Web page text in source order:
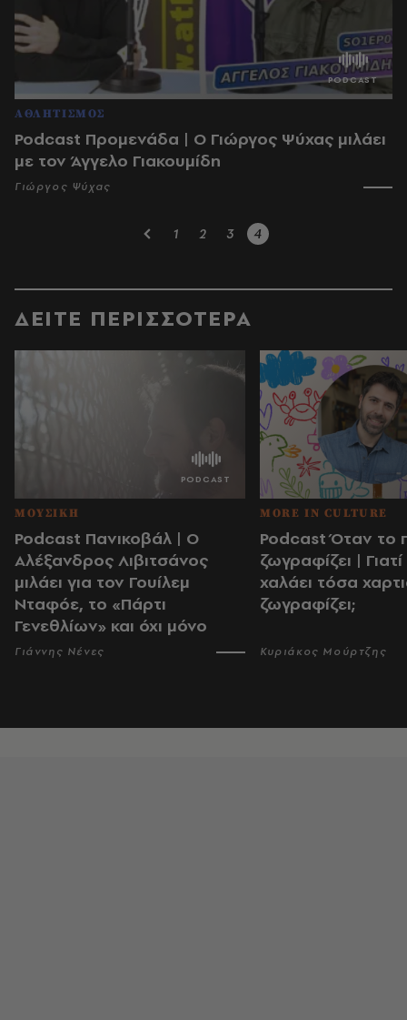
ΑΘΛΗΤΙΣΜΟΣ
Podcast Προμενάδα | Ο Γιώργος Ψύχας μιλάει
με τον Άγγελο Γιακουμίδη
Γιώργος Ψύχας
1 2 3 4
ΔΕΙΤΕ ΠΕΡΙΣΣΟΤΕΡΑ
ΜΟΥΣΙΚΗ
Podcast Πανικοβάλ | Ο
Αλέξανδρος Λιβιτσάνος
μιλάει για τον Γουίλεμ
Νταφόε, το «Πάρτι
Γενεθλίων» και όχι μόνο
Γιάννης Νένες
MORE IN CULTURE
Podcast Όταν το
ζωγραφίζει |
χαλάει τόσα
ζωγραφίζει;
Κυριάκος Μούρτζης